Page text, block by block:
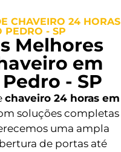
CHAVEIRO 24 HORAS
PEDRO - SP
Melhores
em
- SP
chaveiro 24 horas em
soluções completas
uma ampla
de portas até